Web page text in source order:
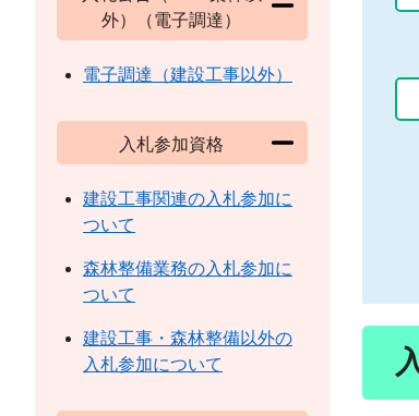
外）（電子調達）
電子調達（建設工事以外）
入札参加資格
建設工事関連の入札参加に
ついて
森林整備業務の入札参加に
ついて
建設工事・森林整備以外の
入札参加について